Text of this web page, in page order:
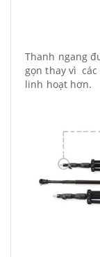
Thanh ngang
gọn thay vì các
linh hoạt hơn.